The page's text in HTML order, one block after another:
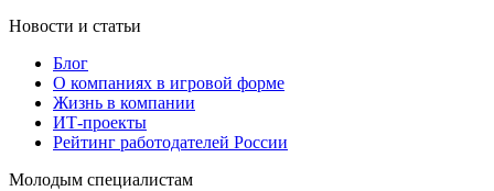
Новости и статьи
Блог
О компаниях в игровой форме
Жизнь в компании
ИТ-проекты
Рейтинг работодателей России
Молодым специалистам